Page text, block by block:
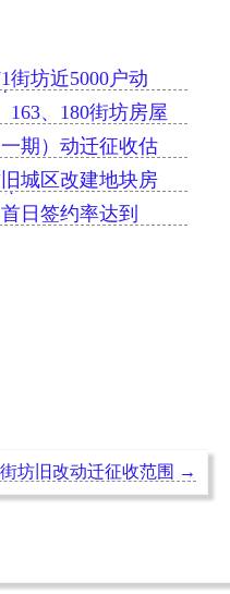
街坊近5000户动
163、180街坊房屋
期）动迁征收估
城区改建地块房
）
日签约率达到
坊旧改动迁征收范围 →